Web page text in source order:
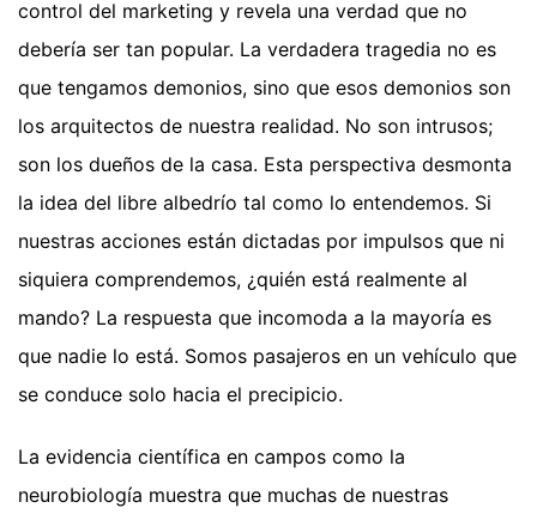
control del marketing y revela una verdad que no
debería ser tan popular. La verdadera tragedia no es
que tengamos demonios, sino que esos demonios son
los arquitectos de nuestra realidad. No son intrusos;
son los dueños de la casa. Esta perspectiva desmonta
la idea del libre albedrío tal como lo entendemos. Si
nuestras acciones están dictadas por impulsos que ni
siquiera comprendemos, ¿quién está realmente al
mando? La respuesta que incomoda a la mayoría es
que nadie lo está. Somos pasajeros en un vehículo que
se conduce solo hacia el precipicio.
La evidencia científica en campos como la
neurobiología muestra que muchas de nuestras